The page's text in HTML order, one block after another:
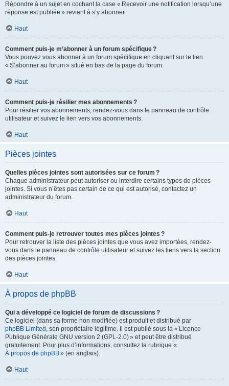
Répondre à un sujet en cochant la case « Recevoir une notification lorsqu’une
réponse est publiée » revient à s’y abonner.
Haut
Comment puis-je m’abonner à un forum spécifique ?
Vous pouvez vous abonner à un forum spécifique en cliquant sur le lien
« S’abonner au forum » situé en bas de la page du forum.
Haut
Comment puis-je résilier mes abonnements ?
Pour résilier vos abonnements, rendez-vous dans le panneau de contrôle
utilisateur et suivez le lien vers vos abonnements.
Haut
Pièces jointes
Quelles pièces jointes sont autorisées sur ce forum ?
Chaque administrateur peut autoriser ou interdire certains types de pièces
jointes. Si vous n’êtes pas certain de ce qui est autorisé, contactez un
administrateur du forum.
Haut
Comment puis-je retrouver toutes mes pièces jointes ?
Pour retrouver la liste des pièces jointes que vous avez importées, rendez-
vous dans le panneau de contrôle utilisateur et suivez les liens vers la section
des pièces jointes.
Haut
À propos de phpBB
Qui a développé ce logiciel de forum de discussions ?
Ce logiciel (dans sa forme non modifiée) est produit et distribué par
phpBB Limited , son propriétaire légitime. Il est publié sous la « Licence
Publique Générale GNU version 2 (GPL-2.0) » et peut être distribué
gratuitement. Pour plus d’informations, consultez la rubrique «
À propos de phpBB» (en anglais).
Haut